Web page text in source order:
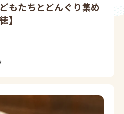
もたちとどんぐり集め
】